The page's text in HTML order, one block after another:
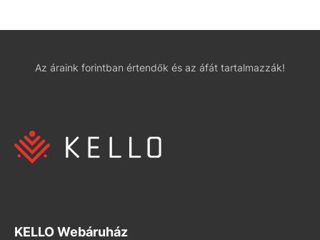
Az áraink forintban értendők és az áfát tartalmazzák!
KELLO Webáruház